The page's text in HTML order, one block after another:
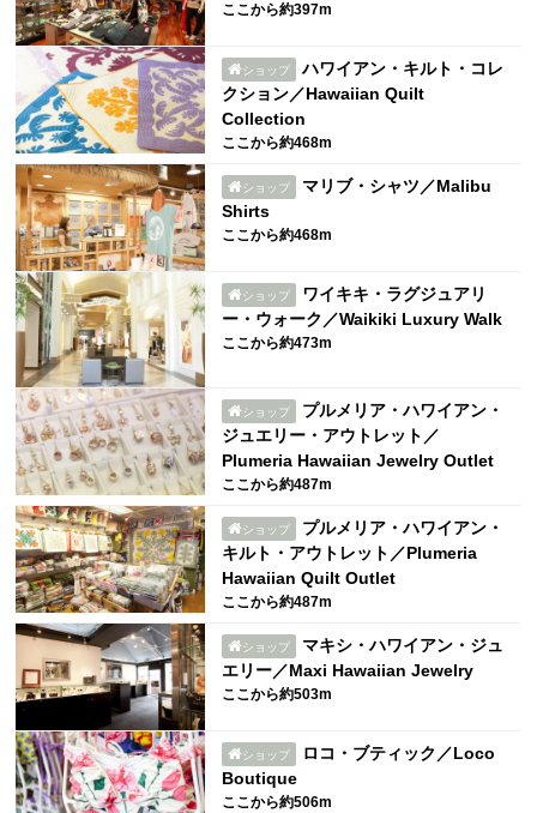
ここから約397m
ショップ
ハワイアン・キルト・コレ
クション／Hawaiian Quilt
Collection
ここから約468m
ショップ
マリブ・シャツ／Malibu
Shirts
ここから約468m
ショップ
ワイキキ・ラグジュアリ
ー・ウォーク／Waikiki Luxury Walk
ここから約473m
ショップ
プルメリア・ハワイアン・
ジュエリー・アウトレット／
Plumeria Hawaiian Jewelry Outlet
ここから約487m
ショップ
プルメリア・ハワイアン・
キルト・アウトレット／Plumeria
Hawaiian Quilt Outlet
ここから約487m
ショップ
マキシ・ハワイアン・ジュ
エリー／Maxi Hawaiian Jewelry
ここから約503m
ショップ
ロコ・ブティック／Loco
Boutique
ここから約506m